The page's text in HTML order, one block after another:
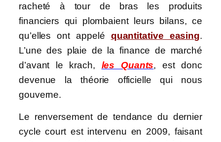
racheté à tour de bras les produits
financiers qui plombaient leurs bilans, ce
qu’elles ont appelé quantitative easing.
L’une des plaie de la finance de marché
d’avant le krach, les Quants, est donc
devenue la théorie officielle qui nous
gouverne.
Le renversement de tendance du dernier
cycle court est intervenu en 2009, faisant